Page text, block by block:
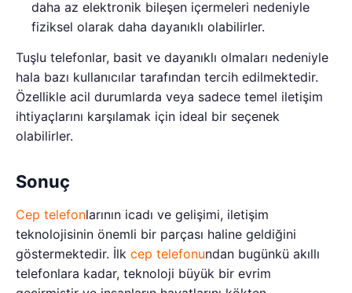
daha az elektronik bileşen içermeleri nedeniyle
fiziksel olarak daha dayanıklı olabilirler.
Tuşlu telefonlar, basit ve dayanıklı olmaları nedeniyle
hala bazı kullanıcılar tarafından tercih edilmektedir.
Özellikle acil durumlarda veya sadece temel iletişim
ihtiyaçlarını karşılamak için ideal bir seçenek
olabilirler.
Sonuç
Cep telefonlarının icadı ve gelişimi, iletişim
teknolojisinin önemli bir parçası haline geldiğini
göstermektedir. İlk cep telefonundan bugünkü akıllı
telefonlara kadar, teknoloji büyük bir evrim